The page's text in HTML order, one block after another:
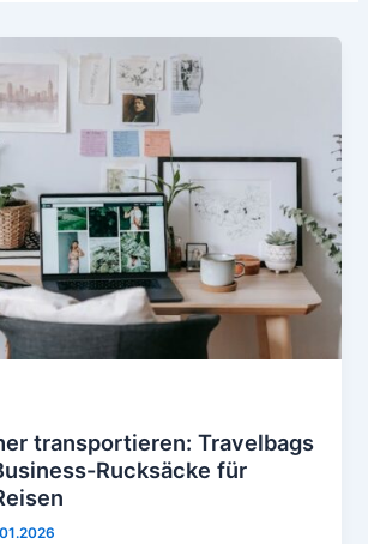
transportieren: Travelbags
Rucksäcke für